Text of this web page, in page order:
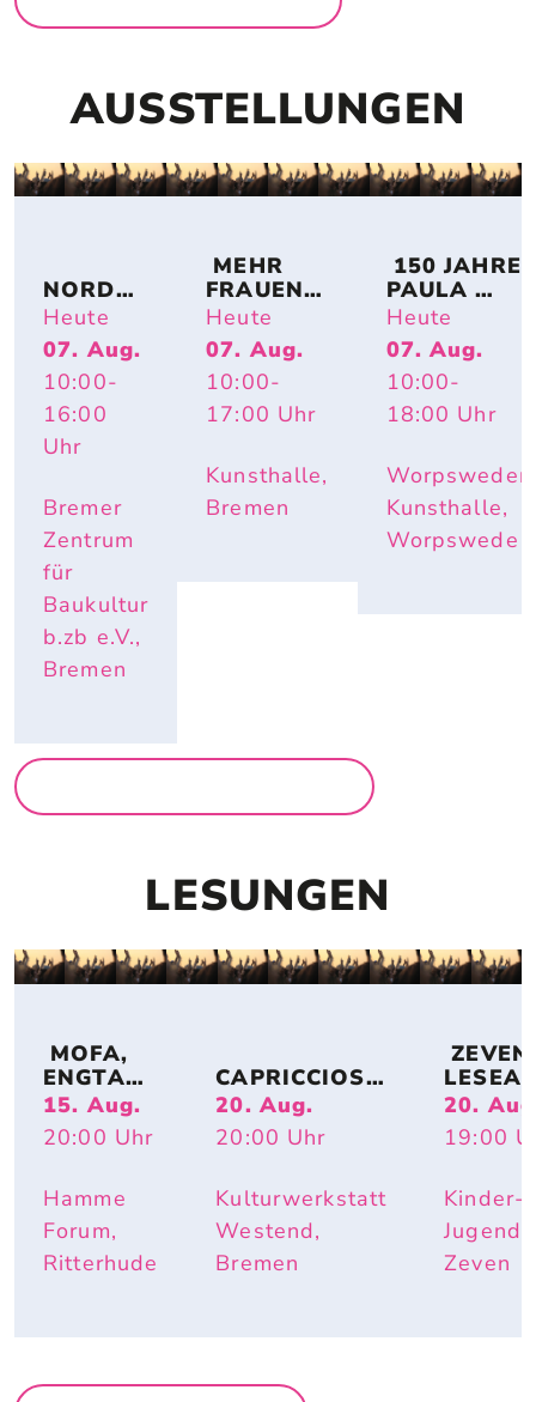
AUSSTELLUNGEN
NORDSE
E IM
UMBAU
– A
TOPOGR
APHY
OF
CHANGE
Heute
07. Aug.
10:00-
16:00
Uhr
Bremer
Zentrum
für
Baukultur
b.zb e.V.,
Bremen
MEHR
FRAUEN!
BREMER
KÜNSTLE
RINNEN
AUF
PAPIER
Heute
07. Aug.
10:00-
17:00 Uhr
Kunsthalle,
Bremen
150 JAHRE
PAULA
MODERSO
HN-
BECKER:
IMPULS
PAULA –
LONGEVIAL
Heute
07. Aug.
10:00-
18:00 Uhr
Worpsweder
Kunsthalle,
Worpswede
LESUNGEN
MOFA,
ENGTANZ
,
BUNDESJ
UGENDS
15. Aug.
20:00 Uhr
Hamme
Forum,
Ritterhude
CAPRICCIOSO
: EVA
STRITTMATT
ER
20. Aug.
20:00 Uhr
Kulturwerkstatt
Westend,
Bremen
DE:
MIRIAM
DOCH
SCHÖN
HIER
20.
19:00
Kinder-
Zeven